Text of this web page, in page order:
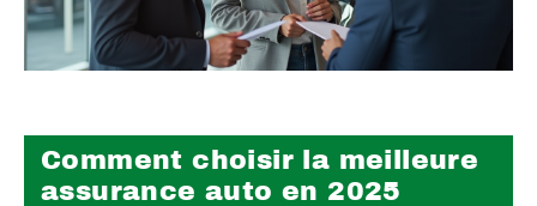
Comment choisir la meilleure
assurance auto en 2025